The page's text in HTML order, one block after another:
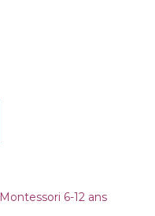
Montessori 6-12 ans